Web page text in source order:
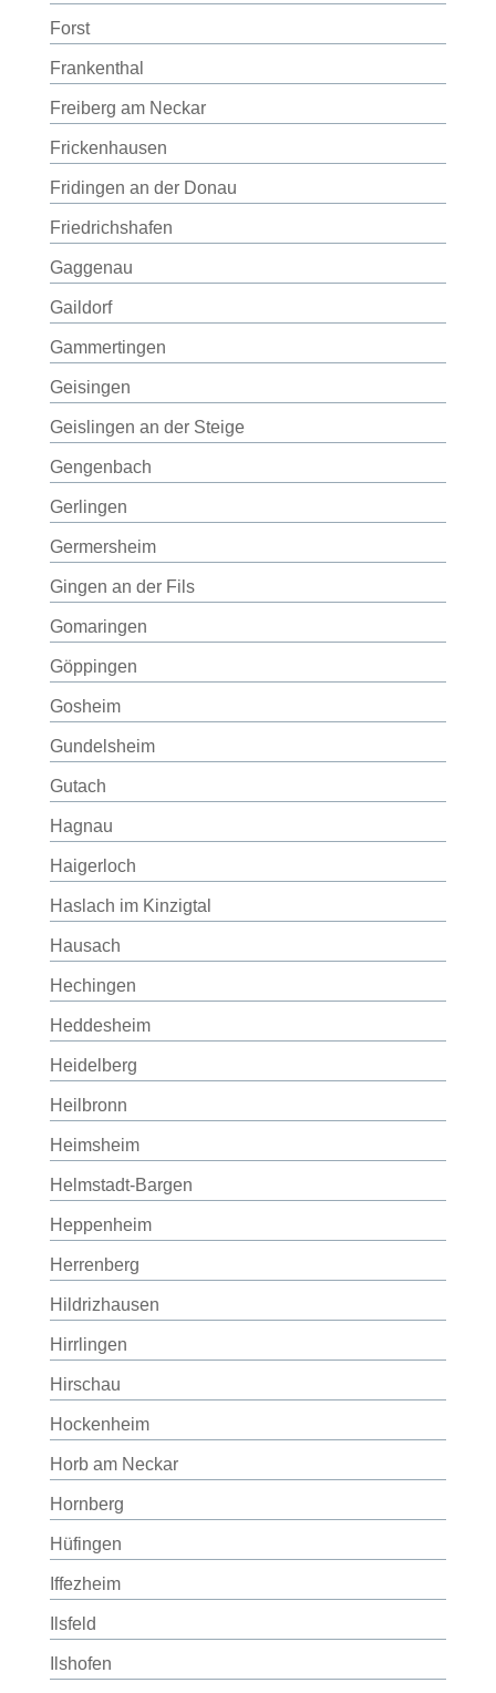
Forst
Frankenthal
Freiberg am Neckar
Frickenhausen
Fridingen an der Donau
Friedrichshafen
Gaggenau
Gaildorf
Gammertingen
Geisingen
Geislingen an der Steige
Gengenbach
Gerlingen
Germersheim
Gingen an der Fils
Gomaringen
Göppingen
Gosheim
Gundelsheim
Gutach
Hagnau
Haigerloch
Haslach im Kinzigtal
Hausach
Hechingen
Heddesheim
Heidelberg
Heilbronn
Heimsheim
Helmstadt-Bargen
Heppenheim
Herrenberg
Hildrizhausen
Hirrlingen
Hirschau
Hockenheim
Horb am Neckar
Hornberg
Hüfingen
Iffezheim
Ilsfeld
Ilshofen